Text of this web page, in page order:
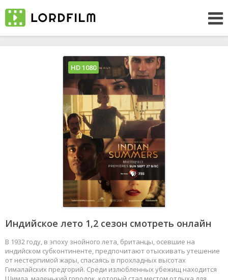
Индийское лето 1,2 сезон смотреть онлайн
В 1932 году, в эпоху знойного лета, британцы, осевшие на
индийском субконтиненте, предпочитают отыскивать утешение
от нестерпимой жары, спасаясь в прохладных высотах
Гималайских предгорий. Среди излюбленных убежищ находится
HD 1080